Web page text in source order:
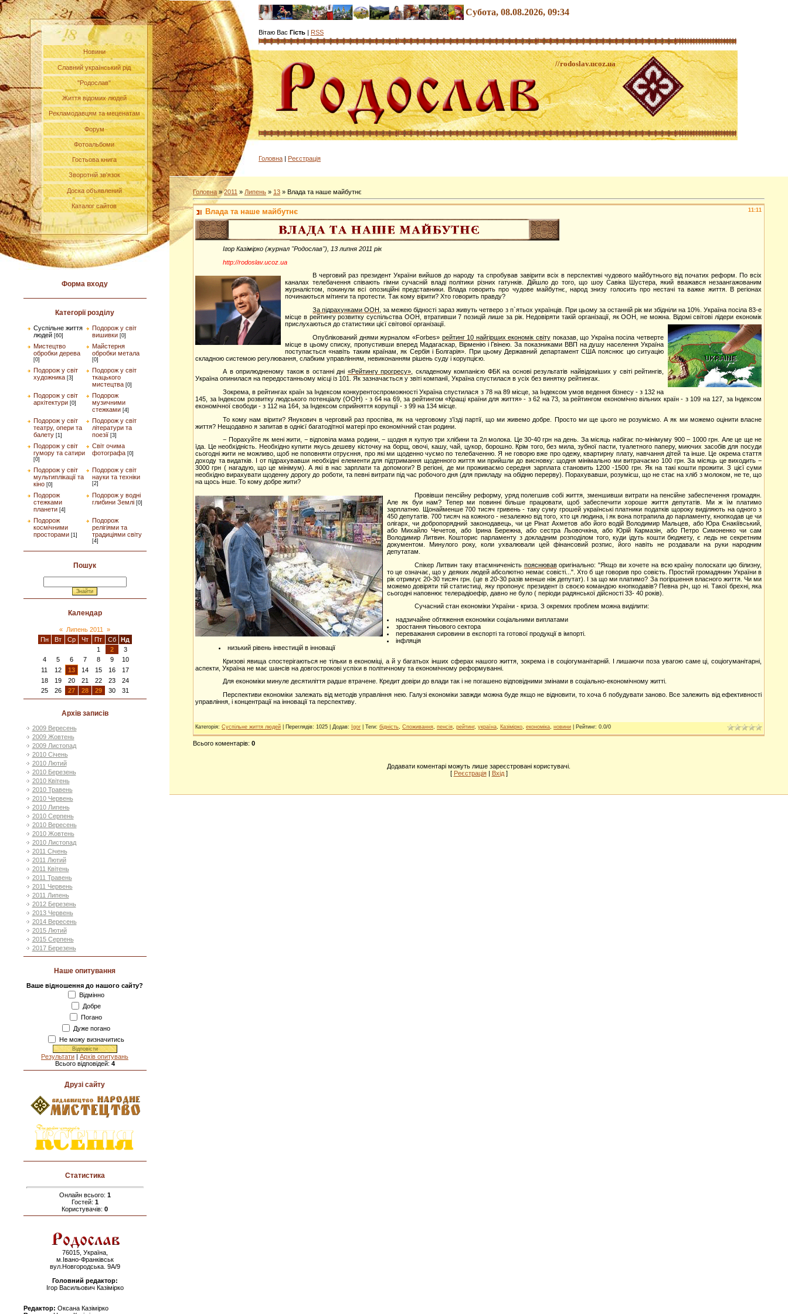
Новини
Славний український рід
"Родослав"
Життя відомих людей
Рекламодавцям та меценатам
Форум
Фотоальбоми
Гостьова книга
Зворотній зв'язок
Доска объявлений
Каталог сайтов
Форма входу
Категорії розділу
Суспільне життя
людей [60]
Подорож у світ
вишивки [0]
Мистецтво
обробки дерева
[0]
Майстерня
обробки метала
[0]
Подорож у світ
художника [3]
Подорож у світ
ткацького
мистецтва [0]
Подорож у світ
архітектури [0]
Подорож
музичними
стежками [4]
Подорож у світ
театру, опери та
балету [1]
Подорож у світ
літератури та
поезії [3]
Подорож у світ
гумору та сатири
[0]
Світ очима
фотографа [0]
Подорож у світ
мультиплікації та
кіно [0]
Подорож у світ
науки та техніки
[2]
Подорож
стежками
планети [4]
Подорож у водні
глибини Землі [0]
Подорож
космічними
просторами [1]
Подорож
релігіями та
традиціями світу
[4]
Пошук
Календар
« Липень 2011
»
Пн
Вт Ср Чт Пт Сб
Нд
1
2
3
4
5 6 7 8 9
10
11
12 13 14 15 16
17
18
19 20 21 22 23
24
25
26 27 28 29 30 31
Архів записів
2009 Вересень
2009 Жовтень
2009 Листопад
2010 Січень
2010 Лютий
2010 Березень
2010 Квітень
2010 Травень
2010 Червень
2010 Липень
2010 Серпень
2010 Вересень
2010 Жовтень
2010 Листопад
2011 Січень
2011 Лютий
2011 Квітень
2011 Травень
2011 Червень
2011 Липень
2012 Березень
2013 Червень
2014 Вересень
2015 Лютий
2015 Серпень
2017 Березень
Наше опитування
Ваше відношення до нашого сайту?
Відмінно
Добре
Погано
Дуже погано
Не можу визначитись
Результати | Архів опитувань
Всього відповідей: 4
Друзі сайту
Статистика
Онлайн всього: 1
Гостей: 1
Користувачів: 0
76015, Україна,
м.Івано-Франківськ
вул.Новгородська. 9А/9
Головний редактор:
Ігор Васильович Казімірко
Редактор: Оксана Казімірко
Субота, 08.08.2026, 09:34
Вітаю Вас Гість | RSS
//rodoslav.ucoz.ua
Головна | Реєстрація
Головна »2011 » Липень » 13 » Влада та наше майбутнє
11:11
Влада та наше майбутнє
Ігор Казімірко (журнал "Родослав"), 13 липня 2011 рік
http://rodoslav.ucoz.ua
В черговий раз президент України вийшов до народу та спробував завірити всіх в перспективі чудового майбутнього від початих реформ. По всіх
каналах телебачення співають гімни сучасній владі політики різних гатунків. Дійшло до того, що шоу Савіка Шустера, який вважався незаангажованим
журналістом, покинули всі опозиційні представники. Влада говорить про чудове майбутнє, народ знизу голосить про нестачі та важке життя. В регіонах
починаються мітинги та протести. Так кому вірити? Хто говорить правду?
За підрахунками ООН, за межею бідності зараз живуть четверо з п`ятьох українців. При цьому за останній рік ми збідніли на 10%. Україна посіла 83-е
місце в рейтингу розвитку суспільства ООН, втративши 7 позицій лише за рік. Недовіряти такій організації, як ООН, не можна. Відомі світові лідери економік
прислухаються до статистики цієї світової організації.
Опублікований днями журналом «Forbes» рейтинг 10 найгірших економік світу показав, що Україна посіла четверте
місце в цьому списку, пропустивши вперед Мадагаскар, Вірменію і Гвінею.За показниками ВВП на душу населення Україна
поступається «навіть таким країнам, як Сербія і Болгарія». При цьому Державний департамент США пояснює цю ситуацію
складною системою регулювання, слабким управлінням, невиконанням рішень суду і корупцією.
А в оприлюдненому також в останні дні «Рейтингу прогресу»,
складеному компанією ФБК на основі результатів найвідоміших у світі рейтингів,
Україна опинилася на передостанньому місці із 101. Як зазначається у звіті компанії, Україна спустилася в усіх без винятку рейтингах.
Зокрема, в рейтингах країн за Індексом конкурентоспроможності Україна спустилася з 78 на 89 місце, за Індексом умов ведення бізнесу - з 132 на
145, за Індексом розвитку людського потенціалу (ООН) - з 64 на 69, за рейтингом «Кращі країни для життя» - з 62 на 73, за рейтингом економічно вільних країн - з 109 на 127, за Індексом
економічної свободи - з 112 на 164, за Індексом сприйняття корупції - з 99 на 134 місце.
То кому нам вірити? Янукович в черговий раз проспіва, як на черговому з’їзді партії, що ми живемо добре. Просто ми ще цього не розуміємо. А як ми можемо оцінити власне
життя? Нещодавно я запитав в однієї багатодітної матері про економічний стан родини.
− Порахуйте як мені жити, − відповіла мама родини, − щодня я купую три хлібини та 2л молока. Це 30-40 грн на день. За місяць набігає по-мінімуму 900 – 1000 грн. Але це ще не
їда. Це необхідність. Необхідно купити якусь дешеву кісточку на борщ, овочі, кашу, чай, цукор, борошно. Крім того, без мила, зубної пасти, туалетного паперу, миючих засобів для посуди
сьогодні жити не можливо, щоб не поповняти отруєння, про які ми щоденно чуємо по телебаченню. Я не говорю вже про одежу, квартирну плату, навчання дітей та інше. Це окрема стаття
доходу та видатків. І от підрахувавши необхідні елементи для підтримання щоденного життя ми прийшли до висновку: щодня мінімально ми витрачаємо 100 грн. За місяць це виходить −
3000 грн ( нагадую, що це мінімум). А які в нас зарплати та допомоги? В регіоні, де ми проживаємо середня зарплата становить 1200 -1500 грн. Як на такі кошти прожити. З цієї суми
необхідно вирахувати щоденну дорогу до роботи, та певні витрати під час робочого дня (для прикладу на обідню перерву). Порахувавши, розумієш, що не стає на хліб з молоком, не те, що
на щось інше. То кому добре жити?
Провівши пенсійну реформу, уряд полегшив собі життя, зменшивши витрати на пенсійне забеспечення громадян.
Але як буи нам? Тепер ми повинні більше працювати, щоб забеспечити хороше життя депутатів. Ми ж їм платимо
зарплатню. Щонайменше 700 тисяч гривень - таку суму грошей українські платники податків щороку виділяють на одного з
450 депутатів. 700 тисяч на кожного - незалежно від того, хто ця людина, і як вона потрапила до парламенту, кнопкодав це чи
олігарх, чи добропорядний законодавець, чи це Рінат Ахметов або його водій Володимир Мальцев, або Юра Єнакіївський,
або Михайло Чечетов, або Ірина Бережна, або сестра Льовочкіна, або Юрій Кармазін, або Петро Симоненко чи сам
Володимир Литвин.
Кошторис парламенту з докладним розподілом того, куди ідуть кошти бюджету, є ледь не секретним
документом. Минулого року, коли ухвалювали цей фінансовий розпис, його навіть не роздавали на руки народним
депутатам.
Спікер Литвин таку втаємниченість пояснюваворигінально: "Якщо ви хочете на всю країну полоскати цю білизну,
то це означає, що у деяких людей абсолютно немає совісті...". Хто б ще говорив про совість. Простий громадянин України в
рік отримує 20-30 тисяч грн. (це в 20-30 разів менше ніж депутат). І за що ми платимо? За погіршення власного життя. Чи ми
можемо довіряти тій статистиці, яку пропонує президент із своєю командою кнопкодавів? Певна річ, що ні. Такої брехні, яка
сьогодні наповнює телерадіоефір, давно не було ( періоди радянської дійсності 33- 40 років).
Сучасний стан економіки України - криза. З окремих проблем можна виділити:
надзичайне обтяження економіки соціальними виплатами
зростання тіньового сектора
переважання сировини в експорті та готової продукції в імпорті.
інфляція
низький рівень інвестицій в інновації
Кризові явища спостерігаються не тільки в економіці, а й у багатьох інших сферах нашого життя, зокрема і в соціогуманітарній. І лишаючи поза увагою саме ці, соціогуманітарні,
аспекти, Україна не має шансів на довгострокові успіхи в політичному та економічному реформуванні.
Для економіки минуле десятиліття радше втрачене. Кредит довіри до влади так і не погашено відповідними змінами в соціально-економічному житті.
Перспективи економіки залежать від методів управління нею. Галузі економіки завжди можна буде якщо не відновити, то хоча б побудувати заново. Все залежить від ефективності
управління, і концентрації на інновації та перспективу
Категорія: Суспільне життя людей Переглядів: 1025 | Додав: Igor Теги: бідність Споживання пенсія рейтинг, україна Казімірко економіка новини Рейтинг: 0.0/0
Всього коментарів: 0
Додавати коментарі можуть лише зареєстровані користувачі.
[ Реєстрація| Вхід]